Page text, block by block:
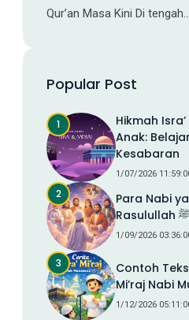
Qur’an Masa Kini Di tengah…
Popular Post
Hikmah
Anak:
Kesabaran
1/07/2026
Para Nabi
1/09/2026
Contoh
1/12/2026